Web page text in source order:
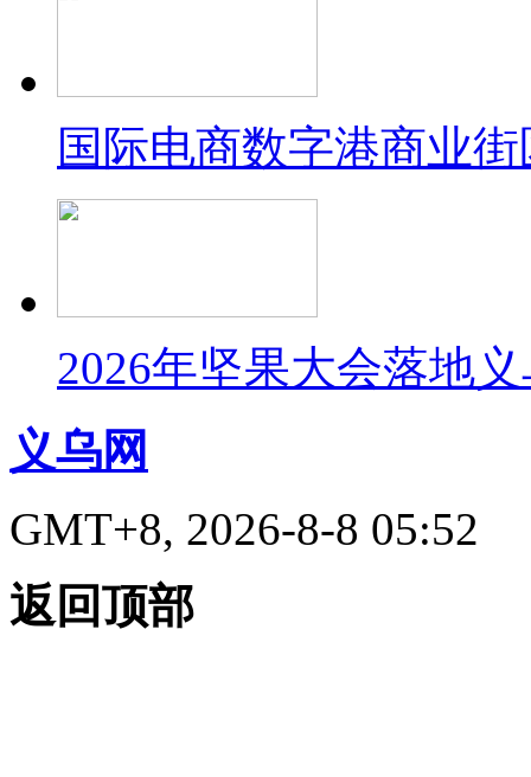
国际电商数字港商业
2026年坚果大会落地
义乌网
GMT+8, 2026-8-8 05:52
返回顶部